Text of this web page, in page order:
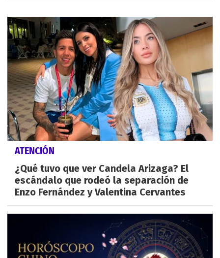
ATENCIÓN
¿Qué tuvo que ver Candela Arizaga? El
escándalo que rodeó la separación de
Enzo Fernández y Valentina Cervantes